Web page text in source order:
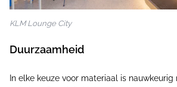
KLM Lounge City
Duurzaamheid
In elke keuze voor materiaal is